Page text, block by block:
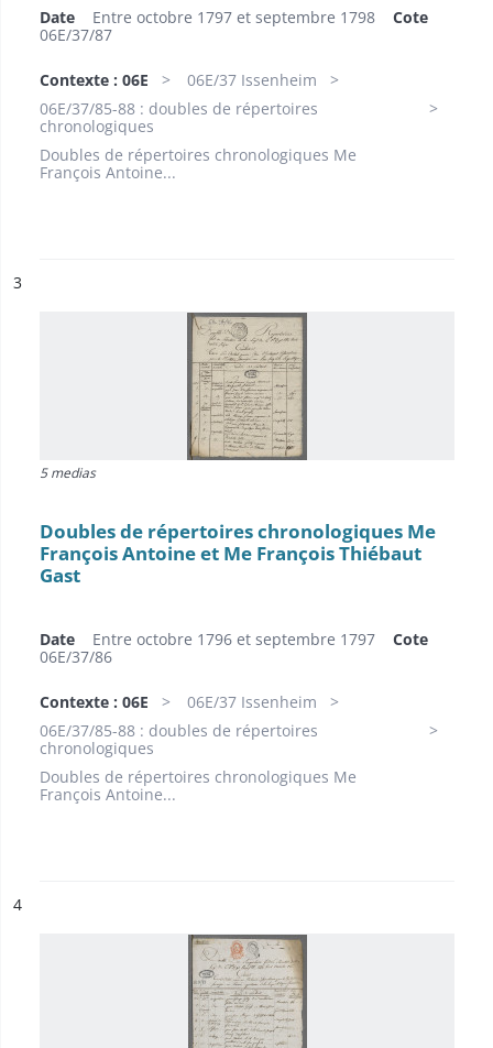
Date Entre octobre 1797 et septembre 1798
Cote
06E/37/87
Contexte : 06E
06E/37 Issenheim
06E/37/85-88 : doubles de répertoires
chronologiques
Doubles de répertoires chronologiques Me
François Antoine...
n°
3
5 medias
Doubles de répertoires chronologiques Me
François Antoine et Me François Thiébaut
Gast
Date Entre octobre 1796 et septembre 1797
Cote
06E/37/86
Contexte : 06E
06E/37 Issenheim
06E/37/85-88 : doubles de répertoires
chronologiques
Doubles de répertoires chronologiques Me
François Antoine...
n°
4